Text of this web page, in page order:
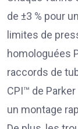
de ±3 % pour
limites de
homologuées
raccords de
CPI™ de
un montage